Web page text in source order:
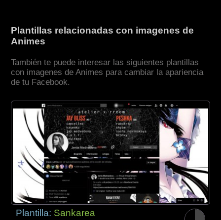
Plantillas relacionadas con imagenes de
Animes
También te puede interesar las siguientes plantillas
con imagenes de Animes para cambiar la apariencia
de tu Facebook.
Plantilla: Sankarea